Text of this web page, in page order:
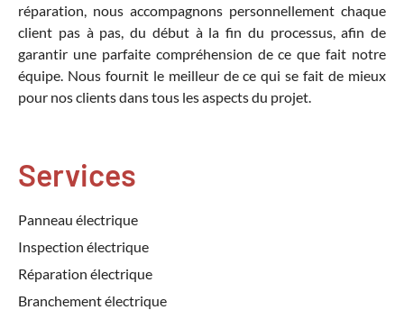
réparation, nous accompagnons personnellement chaque
client pas à pas, du début à la fin du processus, afin de
garantir une parfaite compréhension de ce que fait notre
équipe. Nous fournit le meilleur de ce qui se fait de mieux
pour nos clients dans tous les aspects du projet.
Services
Panneau électrique
Inspection électrique
Réparation électrique
Branchement électrique